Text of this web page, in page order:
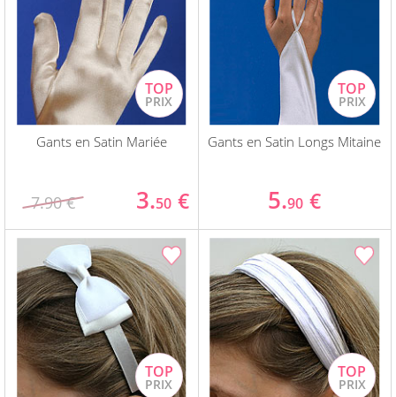
Gants en Satin Mariée
7.90 € 3.50 €
Gants en Satin Longs Mitaine
5.90 €